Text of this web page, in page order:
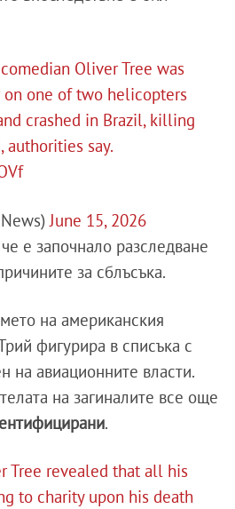
Oliver Tree was
on one of two helicopters
crashed in Brazil, killing
authorities say.
June 15, 2026
е започнало разследване
за сблъсъка.
на американския
фигурира в списъка с
на авиационните власти.
на загиналите все още
.
Tree revealed that all his
to charity upon his death